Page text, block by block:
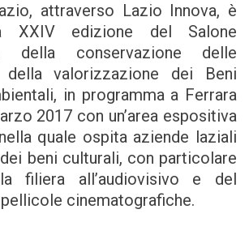
attraverso Lazio Innova, è
XXIV edizione del Salone
della conservazione delle
valorizzazione dei Beni
in programma a Ferrara
2017 con un’area espositiva
quale ospita aziende laziali
beni culturali, con particolare
filiera all’audiovisivo e del
cinematografiche.